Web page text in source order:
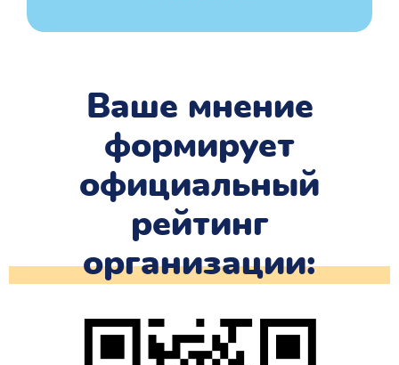
Ваше мнение
формирует
официальный
рейтинг
организации: